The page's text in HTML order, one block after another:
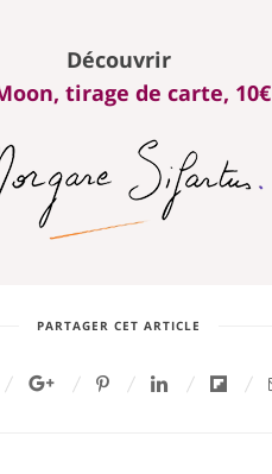
Découvrir
tirage de carte, 10€
PARTAGER CET ARTICLE